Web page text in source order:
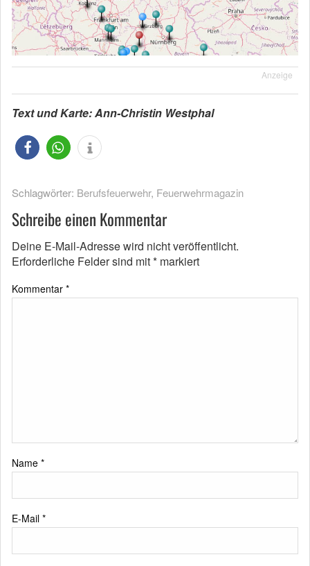
Anzeige
Text und Karte: Ann-Christin Westphal
Schlagwörter: Berufsfeuerwehr, Feuerwehrmagazin
Schreibe einen Kommentar
Deine E-Mail-Adresse wird nicht veröffentlicht.
Erforderliche Felder sind mit* markiert
Kommentar *
Name *
E-Mail *